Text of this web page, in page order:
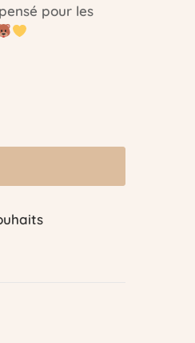
pour les